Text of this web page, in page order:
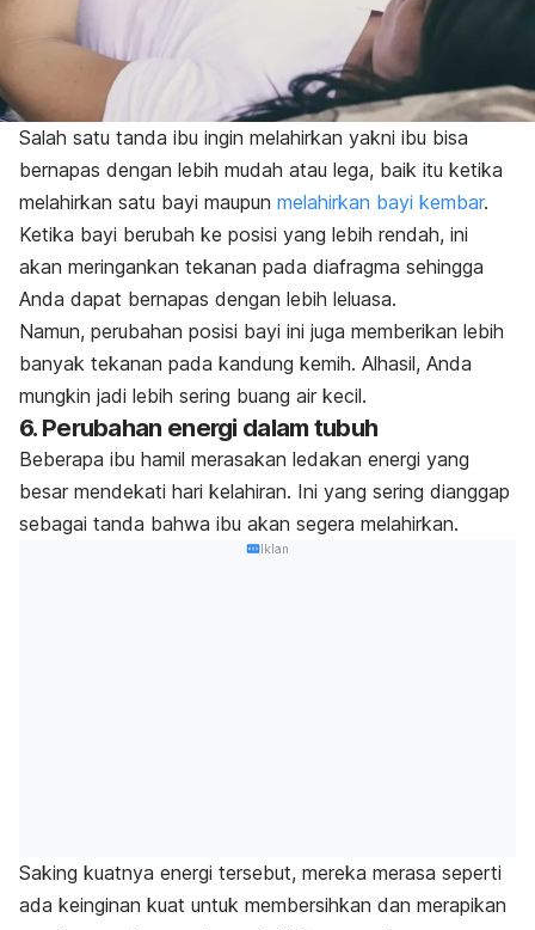
Salah satu tanda ibu ingin melahirkan yakni ibu bisa
bernapas dengan lebih mudah atau lega, baik itu ketika
melahirkan satu bayi maupun melahirkan bayi kembar.
Ketika bayi berubah ke posisi yang lebih rendah, ini
akan meringankan tekanan pada diafragma sehingga
Anda dapat bernapas dengan lebih leluasa.
Namun, perubahan posisi bayi ini juga memberikan lebih
banyak tekanan pada kandung kemih. Alhasil, Anda
mungkin jadi lebih sering buang air kecil.
6. Perubahan energi dalam tubuh
Beberapa ibu hamil merasakan ledakan energi yang
besar mendekati hari kelahiran. Ini yang sering dianggap
sebagai tanda bahwa ibu akan segera melahirkan.
Iklan
Saking kuatnya energi tersebut, mereka merasa seperti
ada keinginan kuat untuk membersihkan dan merapikan